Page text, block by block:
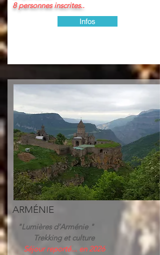
8 personnes inscrites..
Infos
ARMÉNIE
"Lumières d’Arménie "
Trekking et culture
Séjour reporté... en 2026